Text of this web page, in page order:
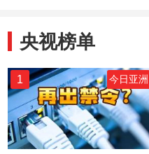
央视榜单
1 今日亚洲